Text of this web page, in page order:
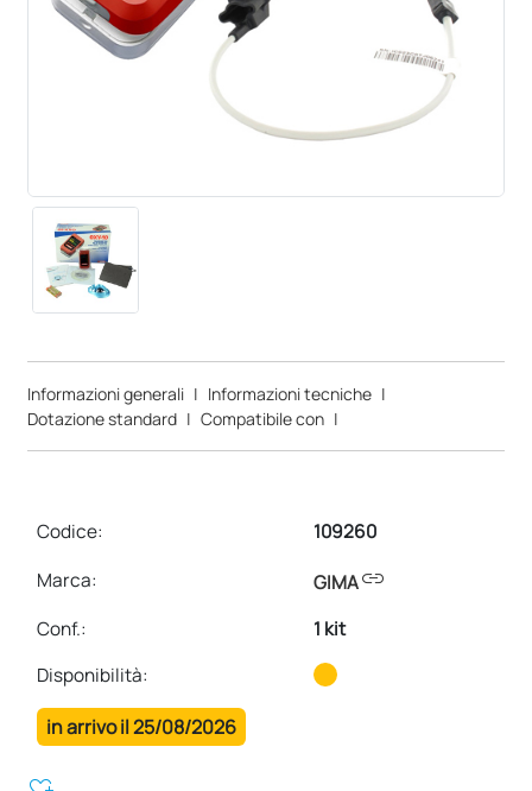
Informazioni generali | Informazioni tecniche |
Dotazione standard | Compatibile con |
Codice:
109260
Marca:
GIMAlink
Conf.:
1 kit
Disponibilità:
in arrivo il 25/08/2026